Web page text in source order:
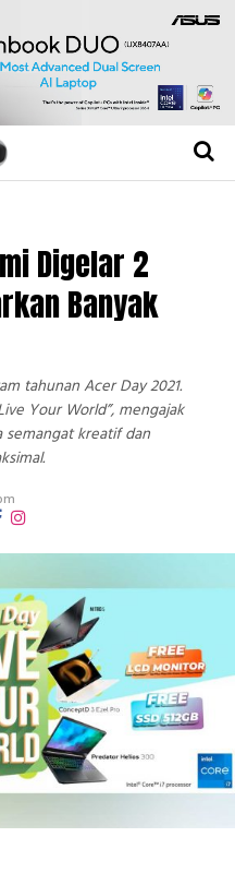
Digelar 2
Banyak
tahunan Acer Day 2021.
Your World”, mengajak
kreatif dan